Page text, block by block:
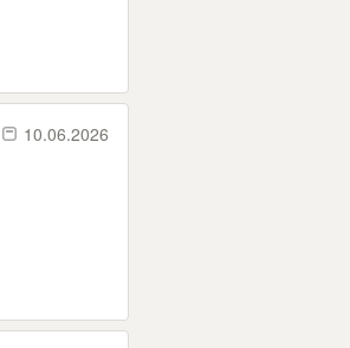
10.06.2026